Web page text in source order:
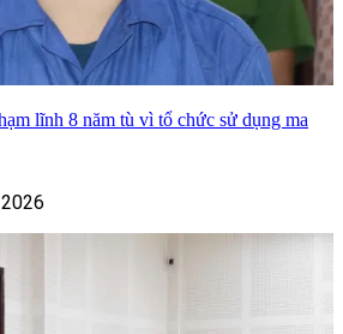
lĩnh 8 năm tù vì tổ chức sử dụng ma